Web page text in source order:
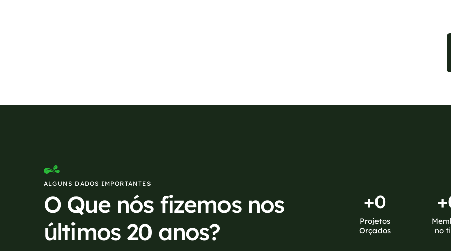
ALGUNS DADOS IMPORTANTES
O Que nós fizemos nos
últimos 20 anos?
+0
Projetos
Orçados
+
no